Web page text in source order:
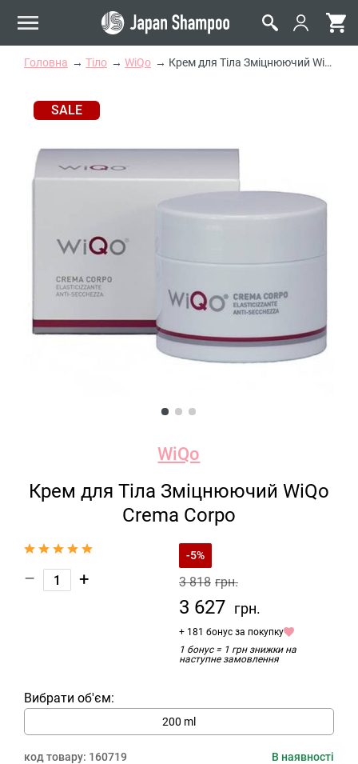
Головна Тіло WiQo Крем для Тіла Зміцнюючий WiQo Crema Corpo
SALE
WiQo
Крем для Тіла Зміцнюючий WiQo
Crema Corpo
– +
-5%
3 818 грн.
3 627 грн.
+ 181 бонус за покупку
1 бонус = 1 грн знижки на
наступне замовлення
Вибрати об'єм:
200 ml
код товару: 160719 В наявності